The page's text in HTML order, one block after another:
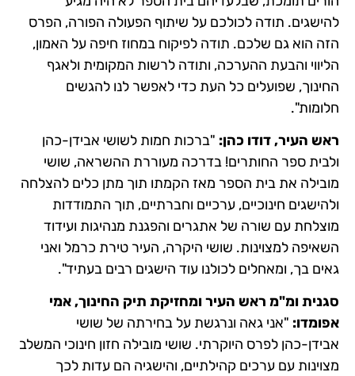
להישגים. תודה לכולכם על שיתוף הפעולה הפורה, הפרס
הזה הוא גם שלכם. תודה לפיקוח במחוז חיפה על האמון,
הליווי והבעת ההערכה, ותודה לרשות המקומית ולאגף
החינוך, שפועלים כל העת כדי לאפשר לנו להגשים
חלומות".
ראש העיר, דודו כהן: "ברכות חמות לשושי אבידן-כהן
ולבית ספר החותרים! בדרכה מעוררת ההשראה, שושי
מובילה את בית הספר מאז הקמתו תוך מתן כלים להצלחה
ולהישגים חינוכיים, ערכיים וחברתיים, תוך התמודדות
מוצלחת עם שורה של אתגרים והפגנת מנהיגות ועידוד
השאיפה למצוינות. שושי היקרה, העיר טירת כרמל ואני
גאים בך, ומאחלים לכולנו עוד הישגים רבים בעתיד".
סגנית ומ"מ ראש העיר ומחזיקת תיק החינוך, אמי
אפומדו: "אני גאה ונרגשת על בחירתה של שושי
אבידן-כהן לפרס היוקרתי. שושי מובילה חזון חינוכי המשלב
מצוינות עם ערכים קהילתיים, והישגיה הם עדות לכך